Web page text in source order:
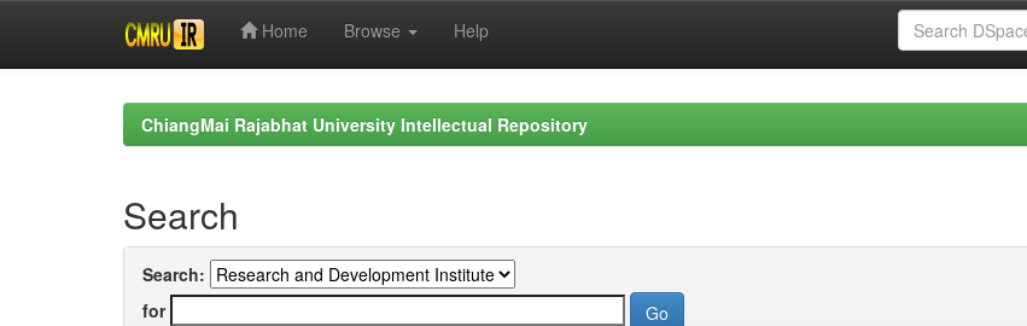
Home Browse Help
ChiangMai Rajabhat University Intellectual Repository
Search
Search:
for